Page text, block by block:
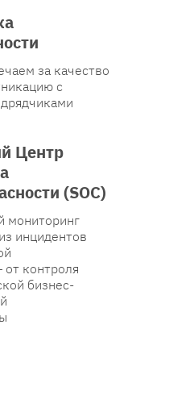
за качество
с
мониторинг
инцидентов
от контроля
бизнес-
Центр
(SOC)